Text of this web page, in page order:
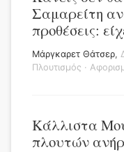
Σαμαρείτη αν
προθέσεις:
Μάργκαρετ Θάτσερ,
Πλουτισμός ·
Κάλλιστα
πλουτών